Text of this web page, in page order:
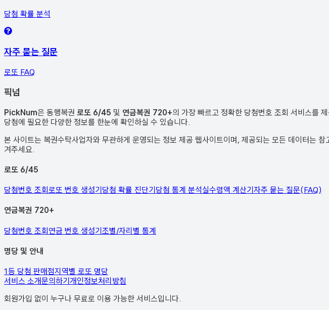
당첨 확률 분석
자주 묻는 질문
로또 FAQ
픽넘
PickNum은 동행복권 로또 6/45 및 연금복권 720+의 가장 빠르고 정확한 당첨번호 조회 서비스를
당첨에 필요한 다양한 정보를 한눈에 확인하실 수 있습니다.
본 사이트는 복권수탁사업자와 무관하게 운영되는 정보 제공 웹사이트이며, 제공되는 모든 데이터는
겨주세요.
로또 6/45
당첨번호 조회로또 번호 생성기당첨 확률 진단기당첨 통계 분석실수령액 계산기자주 묻는 질문(FAQ)
연금복권 720+
당첨번호 조회연금 번호 생성기조별/자리별 통계
명당 및 안내
1등 당첨 판매점지역별 로또 명당
서비스 소개문의하기 개인정보처리방침
회원가입 없이 누구나 무료로 이용 가능한 서비스입니다.